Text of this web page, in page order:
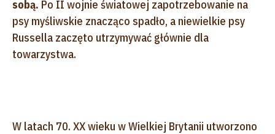
sobą. Po II wojnie światowej zapotrzebowanie na
psy myśliwskie znacząco spadło, a niewielkie psy
Russella zaczęto utrzymywać głównie dla
towarzystwa.
W latach 70. XX wieku w Wielkiej Brytanii utworzono